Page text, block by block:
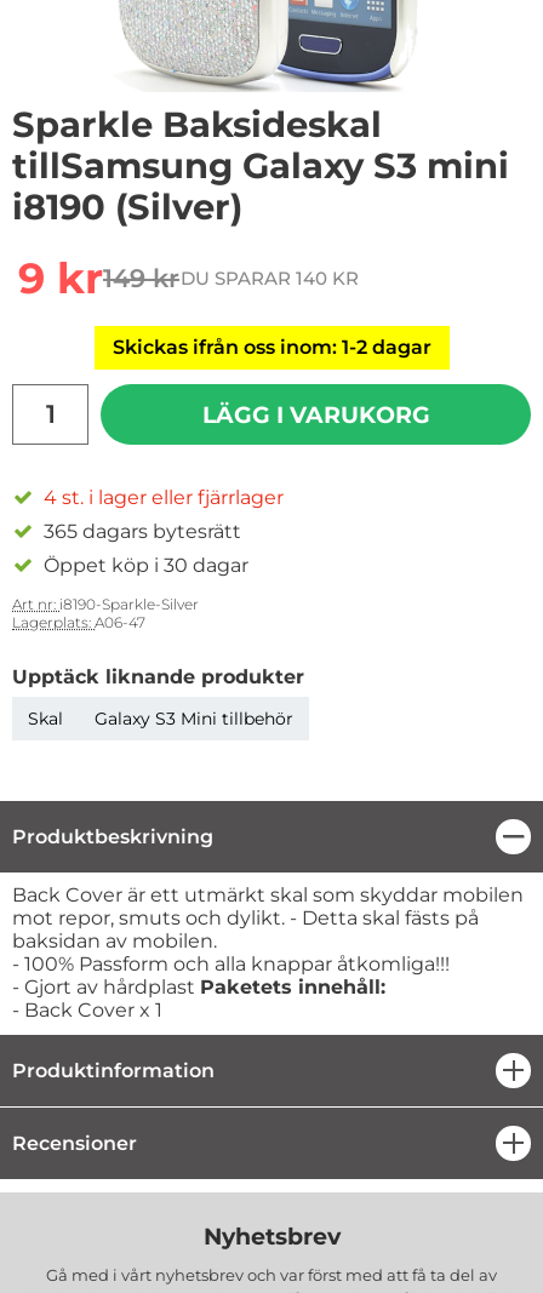
Sparkle Baksideskal
tillSamsung Galaxy S3 mini
i8190 (Silver)
rea pris
9 krtidigare pris
149 krDU SPARAR 140 KR
Skickas ifrån oss inom: 1-2 dagar
LÄGG I VARUKORG
4 st. i lager eller fjärrlager
365 dagars bytesrätt
Öppet köp i 30 dagar
Art nr: i8190-Sparkle-Silver
Lagerplats: A06-47
Upptäck liknande produkter
Skal Galaxy S3 Mini tillbehör
Produktbeskrivning
Produktbeskrivning
Back Cover är ett utmärkt skal som skyddar mobilen
mot repor, smuts och dylikt. - Detta skal fästs på
baksidan av mobilen.
- 100% Passform och alla knappar åtkomliga!!!
- Gjort av hårdplast Paketets innehåll:
- Back Cover x 1
Produktinformation
Recensioner
Nyhetsbrev
Gå med i vårt nyhetsbrev och var först med att få ta del av